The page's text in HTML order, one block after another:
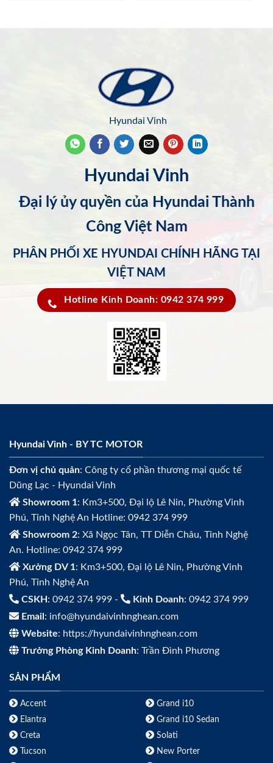
Hyundai Vinh
Hyundai Vinh
Đại lý ủy quyền của Hyundai Thành
Công Việt Nam
PHÂN PHỐI XE HYUNDAI CHÍNH HÃNG TẠI
VIỆT NAM
Hotline Kinh Doanh: 0942 374 999
Hyundai Vinh - BY TC MOTOR
Đơn vị chủ quản: Công ty cổ phần thương mại quốc tế
Dũng Lạc - Hyundai Vinh
Showroom 1: Km3+500, Đại lộ Lê Nin, Phường Vinh
Phú, Tỉnh Nghệ An Hotline: 0942 374 999
Showroom 2: Xã Ngọc Tân, TT Diễn Châu, Tỉnh Nghệ
An. Hotline: 0942 374 999
Xưởng DV 1: Km3+500, Đại lộ Lê Nin, Phường Vinh
Phú, Tỉnh Nghệ An
CSKH : 0942 374 999 - Kinh Doanh: 0942 374 999
Email : info@hyundaivinhnghean.com
Website: https://hyundaivinhnghean.com
Trưởng Phòng Kinh Doanh: Trần Đình Phương
SẢN PHẨM
Accent
Elantra
Creta
Tucson
Grand i10
Grand i10 Sedan
Solati
New Porter